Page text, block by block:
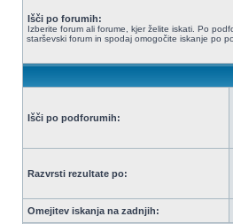
Išči po forumih:
Izberite forum ali forume, kjer želite iskati. Po
starševski forum in spodaj omogočite iskanje po
Išči po podforumih:
Razvrsti rezultate po:
Omejitev iskanja na zadnjih: